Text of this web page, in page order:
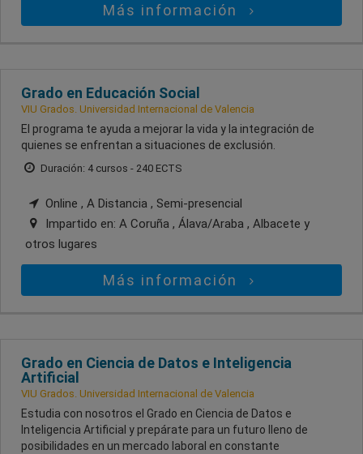
Más información
Grado en Educación Social
VIU Grados. Universidad Internacional de Valencia
El programa te ayuda a mejorar la vida y la integración de
quienes se enfrentan a situaciones de exclusión.
Duración: 4 cursos - 240 ECTS
Online , A Distancia , Semi-presencial
Impartido en: A Coruña , Álava/Araba , Albacete y
otros lugares
Más información
Grado en Ciencia de Datos e Inteligencia
Artificial
VIU Grados. Universidad Internacional de Valencia
Estudia con nosotros el Grado en Ciencia de Datos e
Inteligencia Artificial y prepárate para un futuro lleno de
posibilidades en un mercado laboral en constante